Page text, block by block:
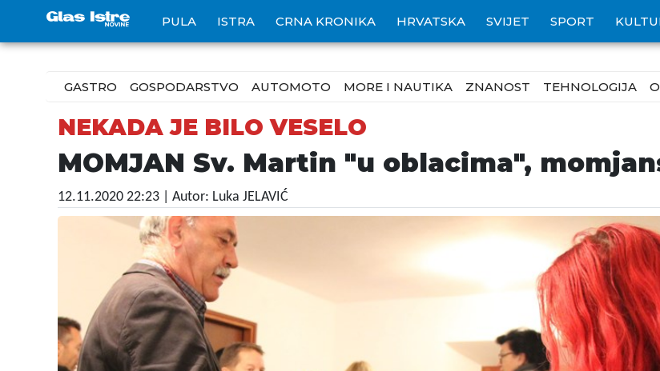
PULA ISTRA CRNA KRONIKA HRVATSKA SVIJET SPORT
GASTRO GOSPODARSTVO AUTOMOTO MORE I NAUTIKA ZNANOST TEHNOLOGIJA
NEKADA JE BILO VESELO
MOMJAN Sv. Martin "u oblacima",
12.11.2020 22:23 | Autor: Luka JELAVIĆ